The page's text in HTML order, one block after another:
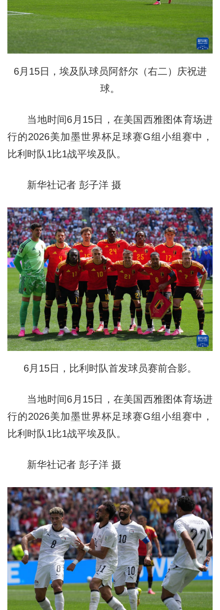
6月15日，埃及队球员阿舒尔（右二）庆祝进
球。
当地时间6月15日，在美国西雅图体育场进
行的2026美加墨世界杯足球赛G组小组赛中，
比利时队1比1战平埃及队。
新华社记者 彭子洋 摄
6月15日，比利时队首发球员赛前合影。
当地时间6月15日，在美国西雅图体育场进
行的2026美加墨世界杯足球赛G组小组赛中，
比利时队1比1战平埃及队。
新华社记者 彭子洋 摄